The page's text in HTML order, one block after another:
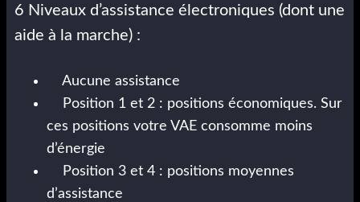
6 Niveaux d’assistance électroniques (dont une
aide à la marche) :
Aucune assistance
Position 1 et 2 : positions économiques. Sur
ces positions votre VAE consomme moins
d’énergie
Position 3 et 4 : positions moyennes
d’assistance